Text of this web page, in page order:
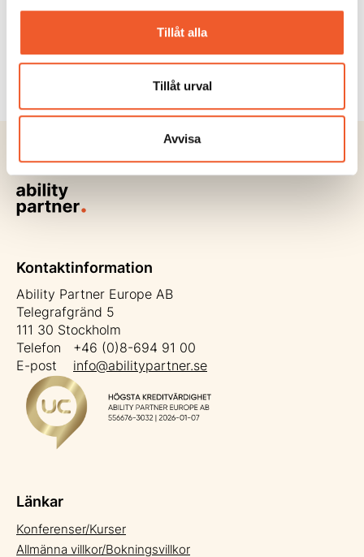
Tillåt alla
Tillåt urval
Avvisa
Stärkt säkerhetsskydd i ett komplext och
föränderligt säkerhetsläge...
Kontaktinformation
Ability Partner Europe AB
Telegrafgränd 5
111 30 Stockholm
Telefon +46 (0)8-694 91 00
E-post info@abilitypartner.se
Länkar
Konferenser/Kurser
Allmänna villkor/Bokningsvillkor